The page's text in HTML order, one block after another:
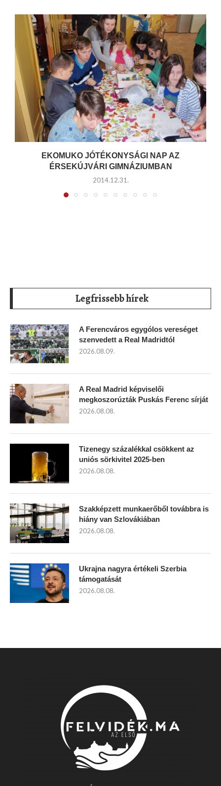
EKOMUKO JÓTÉKONYSÁGI NAP AZ
ÉRSEKÚJVÁRI GIMNÁZIUMBAN
2014.12.31.
Legfrissebb hírek
A Ferencváros egygólos vereséget
szenvedett a Real Madridtól
2026.08.09.
A Real Madrid képviselői
megkoszorúzták Puskás Ferenc sírját
2026.08.08.
Tizenegy százalékkal csökkent az
uniós sörkivitel 2025-ben
2026.08.08.
Szakképzett munkaerőből továbbra is
hiány van Szlovákiában
2026.08.08.
Ukrajna nagyra értékeli Szerbia
támogatását
2026.08.08.